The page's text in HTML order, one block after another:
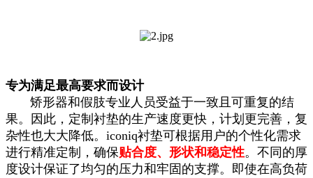
专为满足最高要求而设计
矫形器和假肢专业人员受益于一致且可重复的结
果。因此，定制衬垫的生产速度更快，计划更完善，复
杂性也大大降低。iconiq衬垫可根据用户的个性化需求
进行精准定制，确保贴合度、形状和稳定性。不同的厚
度设计保证了均匀的压力和牢固的支撑。即使在高负荷